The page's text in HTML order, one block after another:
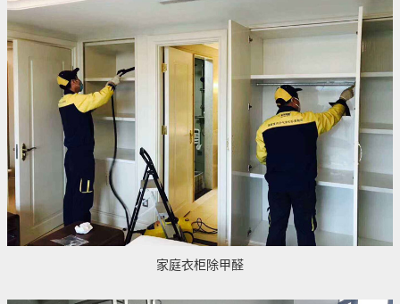
家庭衣柜除甲醛